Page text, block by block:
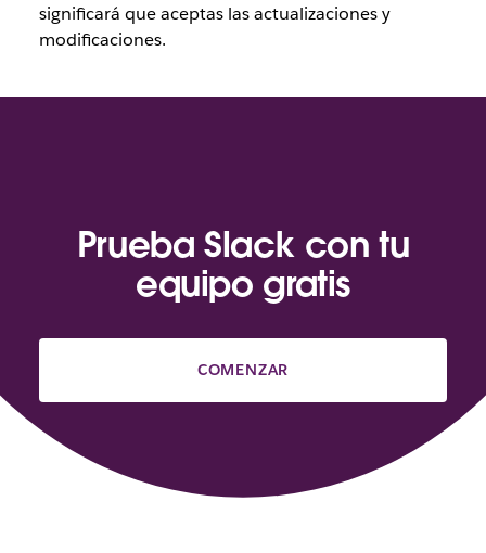
significará que aceptas las actualizaciones y
modificaciones.
Prueba Slack con tu
equipo gratis
COMENZAR